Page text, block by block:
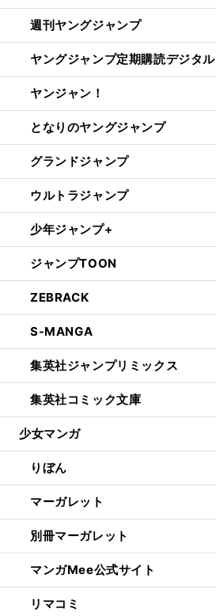
週刊ヤングジャンプ
ヤングジャンプ定期購読デジタル
ヤンジャン！
となりのヤングジャンプ
グランドジャンプ
ウルトラジャンプ
少年ジャンプ+
ジャンプTOON
ZEBRACK
S-MANGA
集英社ジャンプリミックス
集英社コミック文庫
少女マンガ
りぼん
マーガレット
別冊マーガレット
マンガMee公式サイト
リマコミ